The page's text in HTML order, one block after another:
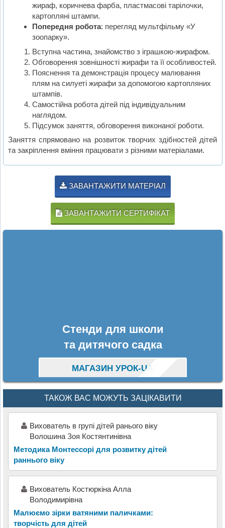
жираф, коричнева фарба, пластмасові тарілочки,
картопляні штампи.
Попередня робота: перегляд мультфільму «У
зоопарку».
Вступна частина, знайомство з іграшкою-жирафом.
Обговорення зовнішності жирафи та її особливостей.
Пояснення та демонстрація процесу малювання
плям на силуеті жирафи за допомогою картопляних
штампів.
Самостійна робота дітей під індивідуальним
наглядом.
Підсумок заняття, обговорення виконаної роботи.
Заняття спрямовано на розвиток творчих здібностей дітей
та закріплення вміння працювати з різними матеріалами.
ЗАВАНТАЖИТИ МАТЕРІАЛ
ЗАВАНТАЖИТИ СЕРТИФІКАТ
Стенди для школи
та дитячого садка
МАГАЗИН УРОК-UA
ТАКОЖ ВАС МОЖУТЬ ЗАЦІКАВИТИ
Вихователь в групі дітей ранього віку
Волошина Зоя Костянтинівна
Методика Монтессорі для розвитку дітей
раннього віку
Вихователь Костюркіна Алла
Володимирівна
Малюємо зірки ватяними паличками:
творчість для дітей